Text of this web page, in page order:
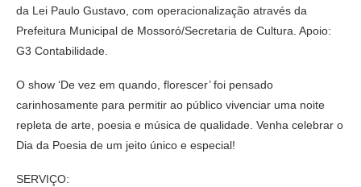
da Lei Paulo Gustavo, com operacionalização através da
Prefeitura Municipal de Mossoró/Secretaria de Cultura. Apoio:
G3 Contabilidade.
O show ‘De vez em quando, florescer’ foi pensado
carinhosamente para permitir ao público vivenciar uma noite
repleta de arte, poesia e música de qualidade. Venha celebrar o
Dia da Poesia de um jeito único e especial!
SERVIÇO: